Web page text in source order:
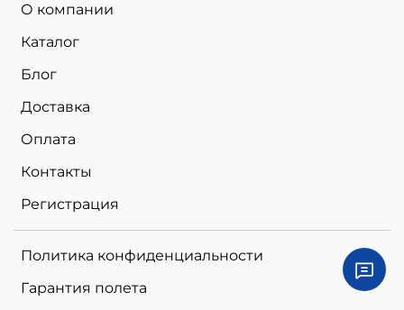
О компании
Каталог
Блог
Доставка
Оплата
Контакты
Регистрация
Политика конфиденциальности
Гарантия полета